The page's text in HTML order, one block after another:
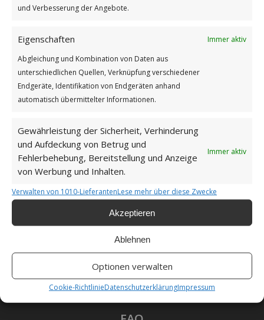
und Verbesserung der Angebote.
Eigenschaften
Immer aktiv
Abgleichung und Kombination von Daten aus
unterschiedlichen Quellen, Verknüpfung verschiedener
Endgeräte, Identifikation von Endgeräten anhand
automatisch übermittelter Informationen.
Gewährleistung der Sicherheit, Verhinderung
und Aufdeckung von Betrug und
Fehlerbehebung, Bereitstellung und Anzeige
von Werbung und Inhalten.
Immer aktiv
Verwalten von 1010-LieferantenLese mehr über diese Zwecke
Akzeptieren
Ablehnen
Optionen verwalten
Cookie-RichtlinieDatenschutzerklärungImpressum
Impressum
Unsere Cookie-Richtlinie (EU)
Haftungsausschluss
Als Amazon-Partner verdiene ich an qualifizierten
Verkäufen.